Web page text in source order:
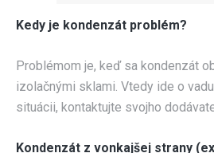
Kedy je kondenzát problém?
Problémom je, keď sa kondenzát
izolačnými sklami. Vtedy ide o
situácii, kontaktujte svojho
Kondenzát z vonkajšej strany